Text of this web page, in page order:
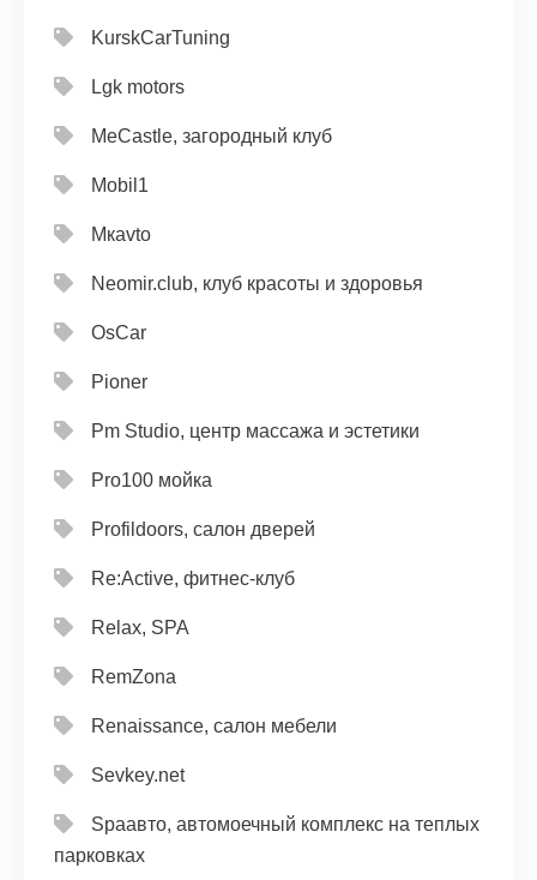
KurskCarTuning
Lgk motors
MeCastle, загородный клуб
Mobil1
Mкavto
Neomir.club, клуб красоты и здоровья
OsCar
Pioner
Pm Studio, центр массажа и эстетики
Pro100 мойка
Profildoors, салон дверей
Re:Active, фитнес-клуб
Relax, SPA
RemZona
Renaissance, салон мебели
Sevkey.net
Spaавто, автомоечный комплекс на теплых
парковках